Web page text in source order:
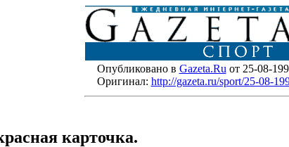
Опубликовано в Gazeta.Ru от 25-08-
Оригинал: http://gazeta.ru/sport/25-08-
карточка.